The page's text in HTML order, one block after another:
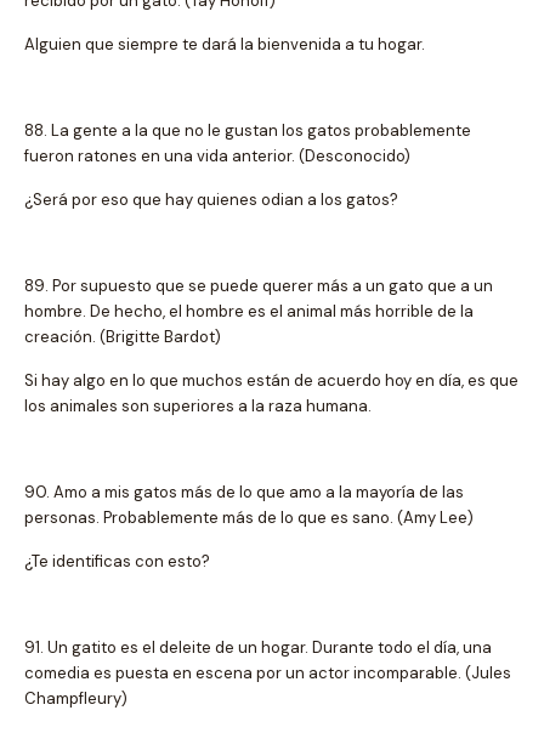
Alguien que siempre te dará la bienvenida a tu hogar.
88. La gente a la que no le gustan los gatos probablemente
fueron ratones en una vida anterior. (Desconocido)
¿Será por eso que hay quienes odian a los gatos?
89. Por supuesto que se puede querer más a un gato que a un
hombre. De hecho, el hombre es el animal más horrible de la
creación. (Brigitte Bardot)
Si hay algo en lo que muchos están de acuerdo hoy en día, es que
los animales son superiores a la raza humana.
90. Amo a mis gatos más de lo que amo a la mayoría de las
personas. Probablemente más de lo que es sano. (Amy Lee)
¿Te identificas con esto?
91. Un gatito es el deleite de un hogar. Durante todo el día, una
comedia es puesta en escena por un actor incomparable. (Jules
Champfleury)